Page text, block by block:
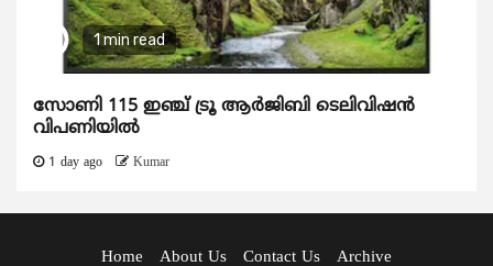
1 min read
സോണി 115 ഇഞ്ച് ട്രൂ ആർജിബി ടെലിവിഷൻ
വിപണിയിൽ
1 day ago Kumar
Home About Us Contact Us Archive